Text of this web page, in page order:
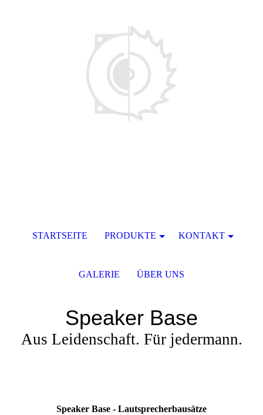
Speaker Base
Aus Leidenschaft. Für jedermann.
Speaker Base - Lautsprecherbausätze
STARTSEITE PRODUKTE KONTAKT
GALERIE ÜBER UNS